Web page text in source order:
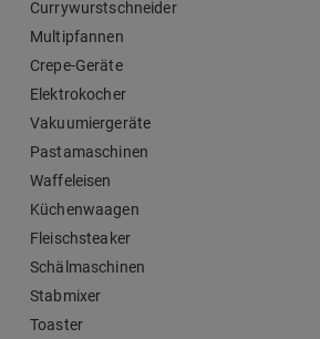
Currywurstschneider
Multipfannen
Crepe-Geräte
Elektrokocher
Vakuumiergeräte
Pastamaschinen
Waffeleisen
Küchenwaagen
Fleischsteaker
Schälmaschinen
Stabmixer
Toaster